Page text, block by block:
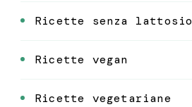
Ricette senza lattosio
Ricette vegan
Ricette vegetariane